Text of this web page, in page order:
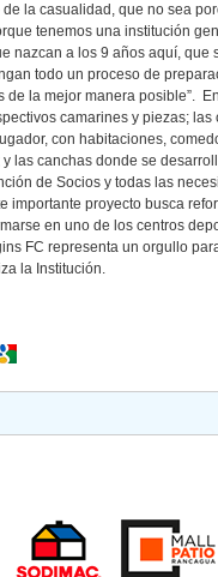
la casualidad, que no sea
tenemos una institución
nazcan a los 9 años aquí,
todo un proceso de
de la mejor manera posible”.
camarines y piezas;
con habitaciones,
las canchas donde se
de Socios y todas las
importante proyecto busca
en uno de los centros
FC representa un orgullo
la Institución.